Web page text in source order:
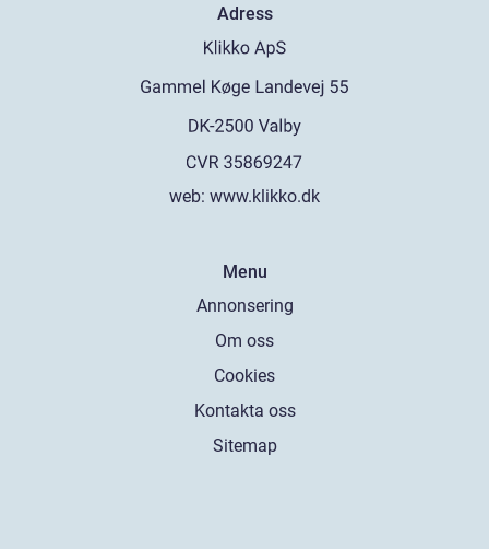
Adress
web: www.klikko.dk
Menu
Annonsering
Om oss
Cookies
Kontakta oss
Sitemap